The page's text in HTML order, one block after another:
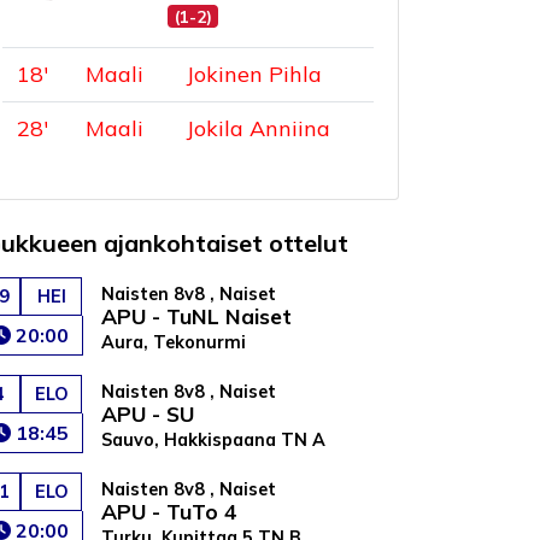
(1-2)
18' Maali
Jokinen Pihla
28' Maali Jokila Anniina
ajankohtaiset ottelut
HEI
20:00
Naisten 8v8 , Naiset
APU - TuNL Naiset
Aura, Tekonurmi
ELO
18:45
Naisten 8v8 , Naiset
APU - SU
Sauvo, Hakkispaana TN A
ELO
20:00
Naisten 8v8 , Naiset
APU - TuTo 4